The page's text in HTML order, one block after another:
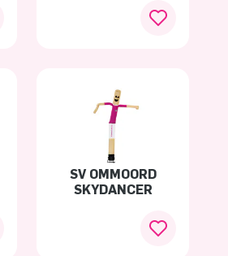
SV OMMOORD
SKYDANCER